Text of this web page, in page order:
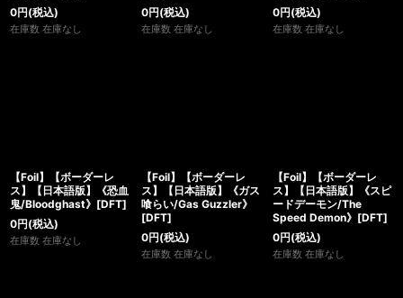
0円(税込)
在庫数 在庫なし
0円(税込)
在庫数 在庫なし
0円(税込)
在庫数 在庫なし
【Foil】【ボーダーレ
ス】【日本語版】《恐血
鬼/Bloodghast》[DFT]
0円(税込)
在庫数 在庫なし
【Foil】【ボーダーレ
ス】【日本語版】《ガス
喰らい/Gas Guzzler》
[DFT]
0円(税込)
在庫数 在庫なし
【Foil】【ボーダーレ
ス】【日本語版】《スピ
ードデーモン/The
Speed Demon》[DFT]
0円(税込)
在庫数 在庫なし